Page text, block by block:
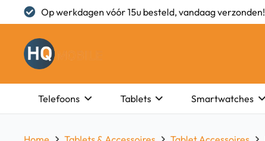
Op werkdagen vóór 15u besteld, vandaag verzonden!
Telefoons Tablets Smartwatches